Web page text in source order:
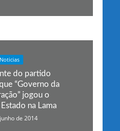
Noticias
do partido
“Governo da
jogou o
na Lama
de 2014